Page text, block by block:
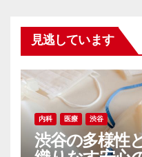
見逃しています
内科 医療 渋谷
渋谷の多様性